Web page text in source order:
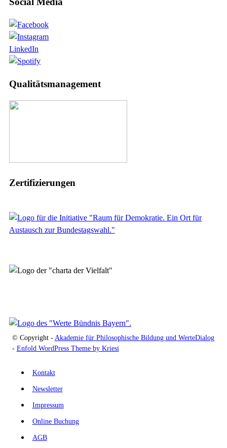
LinkedIn
Qualitätsmanagement
Zertifizierungen
© Copyright - Akademie für Philosophische Bildung und WerteDialog
- Enfold WordPress Theme by Kriesi
Kontakt
Newsletter
Impressum
Online Buchung
AGB